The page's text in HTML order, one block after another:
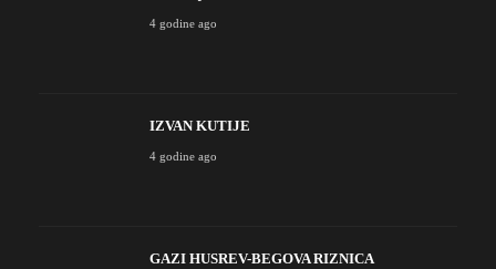
4 godine ago
IZVAN KUTIJE
4 godine ago
GAZI HUSREV-BEGOVA RIZNICA